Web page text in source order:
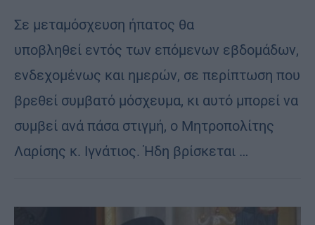
Σε μεταμόσχευση ήπατος θα
υποβληθεί εντός των επόμενων εβδομάδων,
ενδεχομένως και ημερών, σε περίπτωση που
βρεθεί συμβατό μόσχευμα, κι αυτό μπορεί να
συμβεί ανά πάσα στιγμή, ο Μητροπολίτης
Λαρίσης κ. Ιγνάτιος. Ήδη βρίσκεται …